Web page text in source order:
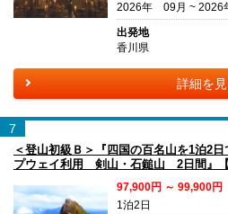
2026年 09月 ~ 2026
出発地
香川県
詳細を
7
＜登山初級Ｂ＞『四国の百名山を1泊2
プウェイ利用 剣山・石鎚山 2日間』【
97,900円 ～ 99,900円
1泊2日